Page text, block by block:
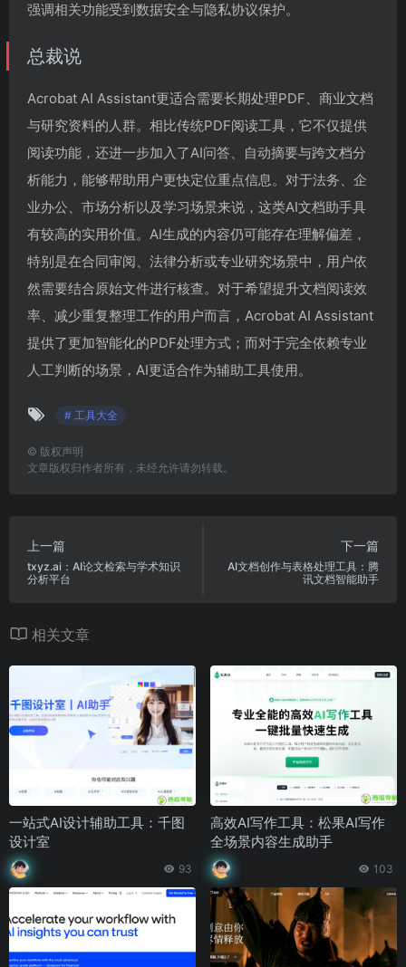
强调相关功能受到数据安全与隐私协议保护。
总裁说
Acrobat AI Assistant更适合需要长期处理PDF、商业文档
与研究资料的人群。相比传统PDF阅读工具，它不仅提供
阅读功能，还进一步加入了AI问答、自动摘要与跨文档分
析能力，能够帮助用户更快定位重点信息。对于法务、企
业办公、市场分析以及学习场景来说，这类AI文档助手具
有较高的实用价值。AI生成的内容仍可能存在理解偏差，
特别是在合同审阅、法律分析或专业研究场景中，用户依
然需要结合原始文件进行核查。对于希望提升文档阅读效
率、减少重复整理工作的用户而言，Acrobat AI Assistant
提供了更加智能化的PDF处理方式；而对于完全依赖专业
人工判断的场景，AI更适合作为辅助工具使用。
# 工具大全
© 版权声明
文章版权归作者所有，未经允许请勿转载。
上一篇
txyz.ai：AI论文检索与学术知识
分析平台
下一篇
AI文档创作与表格处理工具：腾
讯文档智能助手
相关文章
一站式AI设计辅助工具：千图
设计室
93
高效AI写作工具：松果AI写作
全场景内容生成助手
103